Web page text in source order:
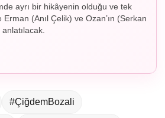
ayrı bir hikâyenin olduğu ve tek
(Anıl Çelik) ve Ozan’ın (Serkan
#ÇiğdemBozali